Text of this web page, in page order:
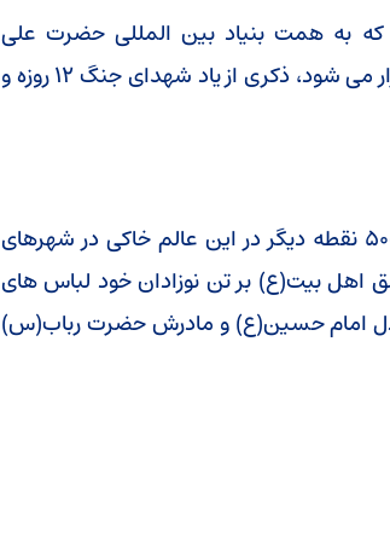
که به همت بنیاد بین المللی حضرت علی
اصغر(ع) در سراسر ایران و ۴۵ کشور دیگر دنیا امروز برگزار می شود، ذکری از یاد شهدای جنگ ۱۲ روزه و
شیرخوارگان حسینی صبح جمعه همزمان با ۹ هزار و ۵۰۰ نقطه دیگر در این عالم خاکی در شهرهای
اهل بیت(ع) بر تن نوزادان خود لباس های
دل امام حسین(ع) و مادرش حضرت رباب(س)